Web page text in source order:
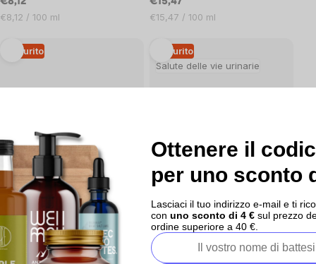
Prezzo
€8,12 / 100 ml
Prezzo
€15,47 / 100 ml
Esaurito
BrainMax Tintura pura di
Chanca piedra 1:5, 100 ml
3x
Esaurito
€11,39
Prezzo
unitario:
€11,39 / 100 ml
Salute delle vie urinarie
Esaurito
BrainMax Tintura pura di radice
di ginestra 1:3, 100 ml
0x
Esaurito
€10,16
Prezzo
unitario:
€10,16 / 100 ml
Ottenere il
per uno sconto
Lasciaci il tuo indirizzo e-mail e ti
con uno sconto di 4 € sul prezzo
ordine superiore a 40 €.